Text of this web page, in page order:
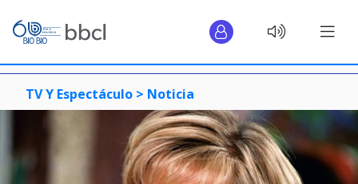
TV Y Espectáculo > Noticia